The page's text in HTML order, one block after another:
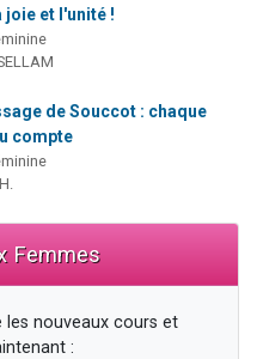
joie et l'unité !
de Souccot : chaque
compte
Femmes
les nouveaux cours et
: